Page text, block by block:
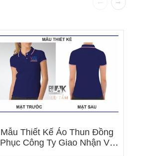
Mẫu Thiết Kế Áo Thun Đồng
Phục Công Ty Giao Nhận Và